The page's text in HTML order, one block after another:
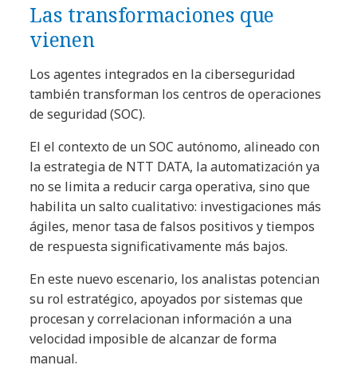
Las transformaciones que
vienen
Los agentes integrados en la ciberseguridad
también transforman los centros de operaciones
de seguridad (SOC).
El el contexto de un SOC autónomo, alineado con
la estrategia de NTT DATA, la automatización ya
no se limita a reducir carga operativa, sino que
habilita un salto cualitativo: investigaciones más
ágiles, menor tasa de falsos positivos y tiempos
de respuesta significativamente más bajos.
En este nuevo escenario, los analistas potencian
su rol estratégico, apoyados por sistemas que
procesan y correlacionan información a una
velocidad imposible de alcanzar de forma
manual.